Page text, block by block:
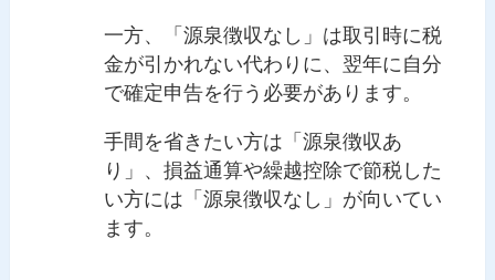
一方、「源泉徴収なし」は取引時に税
金が引かれない代わりに、翌年に自分
で確定申告を行う必要があります。
手間を省きたい方は「源泉徴収あ
り」、損益通算や繰越控除で節税した
い方には「源泉徴収なし」が向いてい
ます。